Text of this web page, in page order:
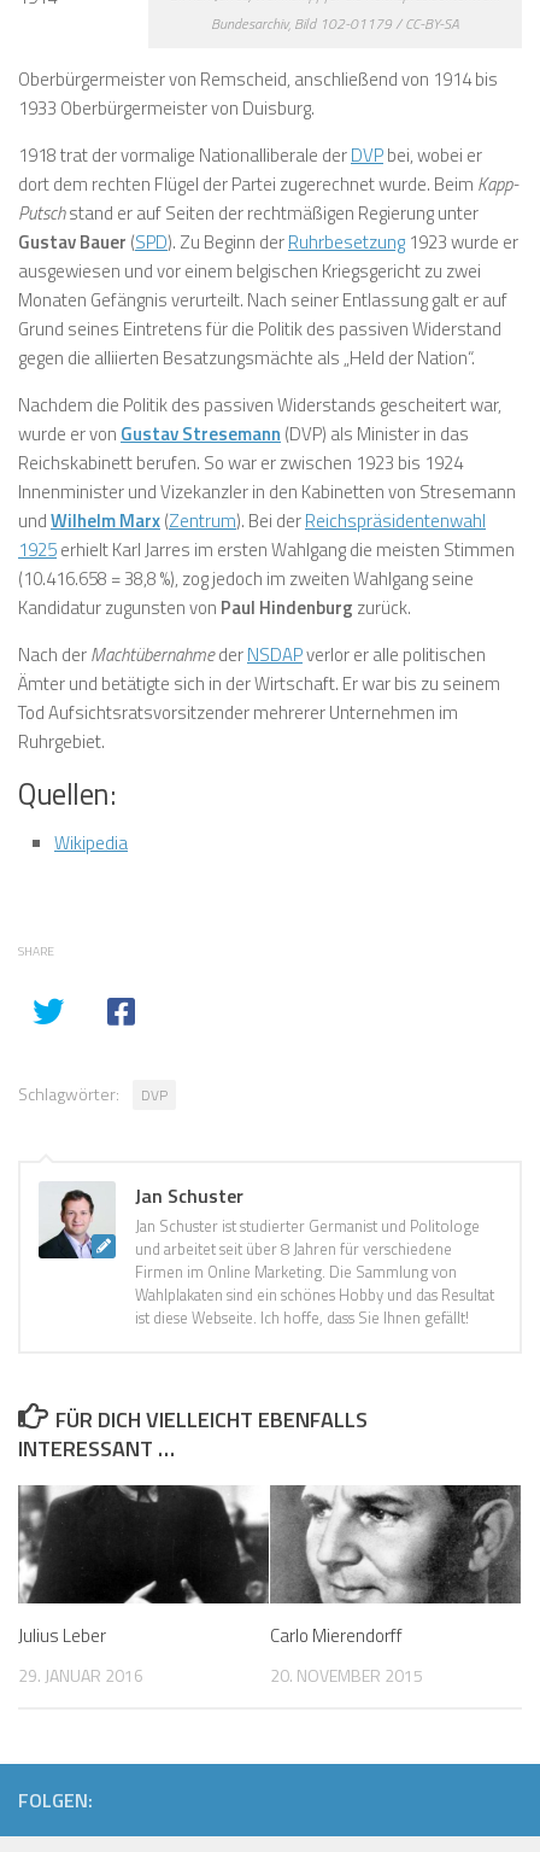
Bundesarchiv, Bild 102-01179 / CC-BY-SA
Oberbürgermeister von Remscheid, anschließend von 1914 bis
1933 Oberbürgermeister von Duisburg.
1918 trat der vormalige Nationalliberale derDVPbei, wobei er
dort dem rechten Flügel der Partei zugerechnet wurde. Beim Kapp-
Putschstand er auf Seiten der rechtmäßigen Regierung unter
Gustav Bauer (SPD). Zu Beginn derRuhrbesetzung 1923 wurde er
ausgewiesen und vor einem belgischen Kriegsgericht zu zwei
Monaten Gefängnis verurteilt. Nach seiner Entlassung galt er auf
Grund seines Eintretens für die Politik des passiven Widerstand
gegen die alliierten Besatzungsmächte als „Held der Nation“.
Nachdem die Politik des passiven Widerstands gescheitert war,
wurde er von Gustav Stresemann (DVP) als Minister in das
Reichskabinett berufen. So war er zwischen 1923 bis 1924
Innenminister und Vizekanzler in den Kabinetten von Stresemann
undWilhelm Marx(Zentrum). Bei derReichspräsidentenwahl
1925erhielt Karl Jarres im ersten Wahlgang die meisten Stimmen
(10.416.658 = 38,8 %), zog jedoch im zweiten Wahlgang seine
Kandidatur zugunsten von Paul Hindenburg zurück.
Nach derMachtübernahmederNSDAPverlor er alle politischen
Ämter und betätigte sich in der Wirtschaft. Er war bis zu seinem
Tod Aufsichtsratsvorsitzender mehrerer Unternehmen im
Ruhrgebiet.
Quellen:
Wikipedia
SHARE
Schlagwörter: DVP
Jan Schuster
Jan Schuster ist studierter Germanist und Politologe
und arbeitet seit über 8 Jahren für verschiedene
Firmen im Online Marketing. Die Sammlung von
Wahlplakaten sind ein schönes Hobby und das Resultat
ist diese Webseite. Ich hoffe, dass Sie Ihnen gefällt!
FÜR DICH VIELLEICHT EBENFALLS
INTERESSANT …
Julius Leber
29. JANUAR 2016
Carlo Mierendorff
20. NOVEMBER 2015
FOLGEN: